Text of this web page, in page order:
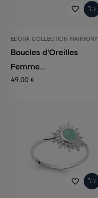
favorite_border
EDORA COLLECTION HARMONY
Boucles d'Oreilles
Femme...
49,00 €
favorite_border